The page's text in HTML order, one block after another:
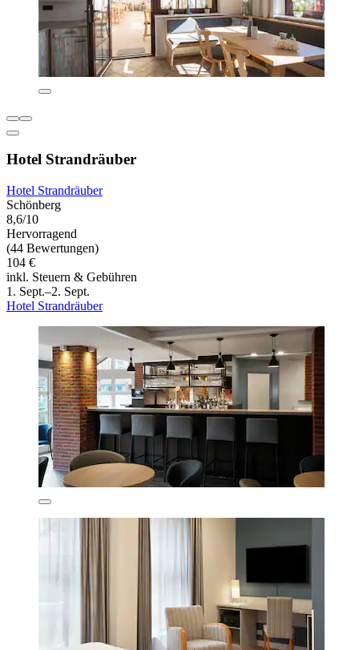
Hotel Strandräuber
Hotel Strandräuber
Schönberg
8,6/10
Hervorragend
(44 Bewertungen)
104 €
inkl. Steuern & Gebühren
1. Sept.–2. Sept.
Hotel Strandräuber